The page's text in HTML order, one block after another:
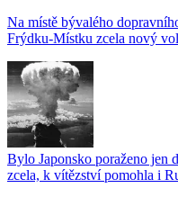
Na místě bývalého
Frýdku-Místku zcela nový
Bylo Japonsko poraženo jen
zcela, k vítězství pomohla i